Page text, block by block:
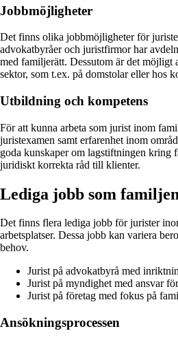
Jobbmöjligheter
Det finns olika jobbmöjligheter för
advokatbyråer och juristfirmor har
med familjerätt. Dessutom är det möjligt
sektor, som t.ex. på domstolar eller hos
Utbildning och kompetens
För att kunna arbeta som jurist inom
juristexamen samt erfarenhet inom
goda kunskaper om lagstiftningen kring
juridiskt korrekta råd till klienter.
Lediga jobb som
Det finns flera lediga jobb för jurister
arbetsplatser. Dessa jobb kan variera
behov.
Jurist på advokatbyrå med
Jurist på myndighet med ansvar
Jurist på företag med fokus på
Ansökningsprocessen